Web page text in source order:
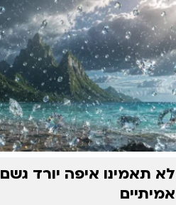
לא תאמינו איפה יורד
אמיתיים